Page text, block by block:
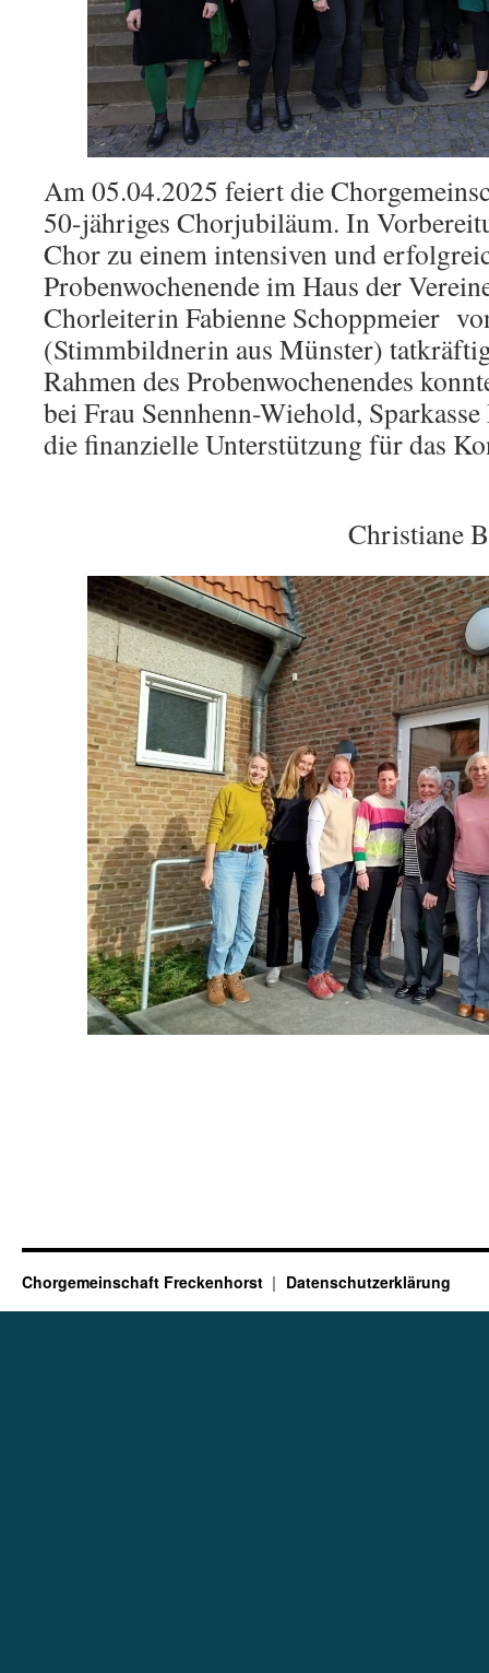
Am 05.04.2025 feiert die
50-jähriges Chorjubiläum. In
Chor zu einem intensiven und
Probenwochenende im Haus der
Chorleiterin Fabienne Schoppmeier
(Stimmbildnerin aus Münster)
Rahmen des Probenwochenendes
bei Frau Sennhenn-Wiehold,
die finanzielle Unterstützung für das
Christiane
Chorgemeinschaft Freckenhorst Datenschutzerklärung